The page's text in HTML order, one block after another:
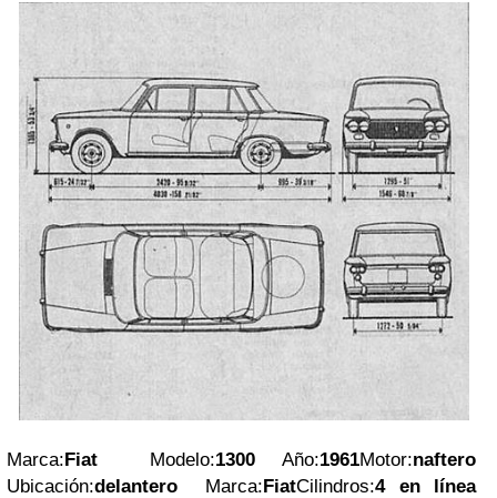
Marca:Fiat Modelo:1300 Año:1961Motor:naftero
Ubicación:delantero Marca:FiatCilindros:4 en línea